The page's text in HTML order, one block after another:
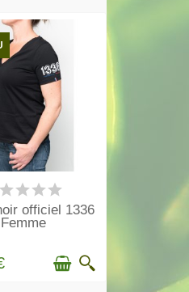
EN STOCK
officiel 1336
Femme